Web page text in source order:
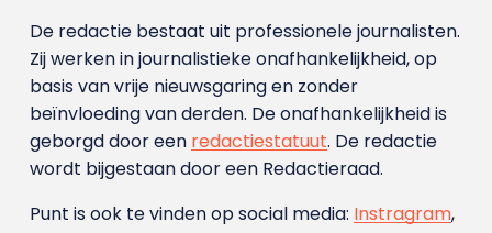
De redactie bestaat uit professionele journalisten.
Zij werken in journalistieke onafhankelijkheid, op
basis van vrije nieuwsgaring en zonder
beïnvloeding van derden. De onafhankelijkheid is
geborgd door een redactiestatuut. De redactie
wordt bijgestaan door een Redactieraad.
Punt is ook te vinden op social media: Instragram,